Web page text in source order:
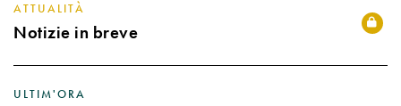
ATTUALITÀ
Notizie in breve
ULTIM'ORA